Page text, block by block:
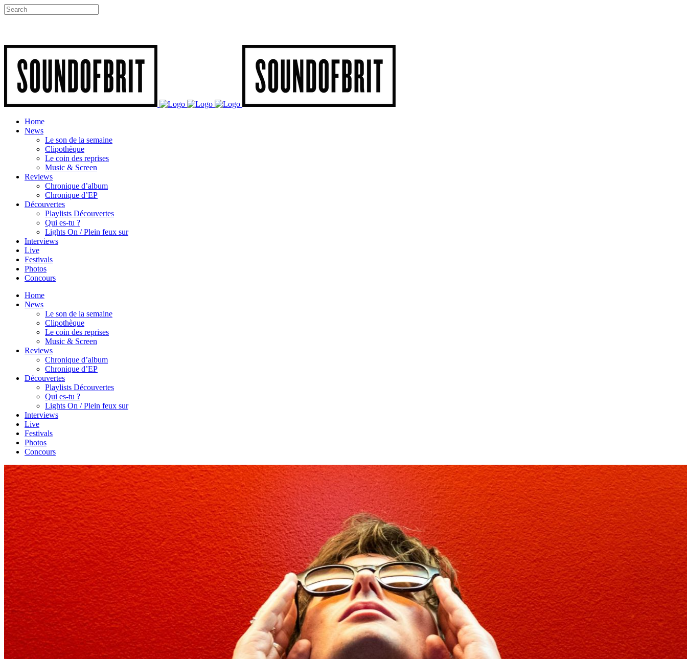
Home
News
Le son de la semaine
Clipothèque
Le coin des reprises
Music & Screen
Reviews
Chronique d’album
Chronique d’EP
Découvertes
Playlists Découvertes
Qui es-tu ?
Lights On / Plein feux sur
Interviews
Live
Festivals
Photos
Concours
Home
News
Le son de la semaine
Clipothèque
Le coin des reprises
Music & Screen
Reviews
Chronique d’album
Chronique d’EP
Découvertes
Playlists Découvertes
Qui es-tu ?
Lights On / Plein feux sur
Interviews
Live
Festivals
Photos
Concours